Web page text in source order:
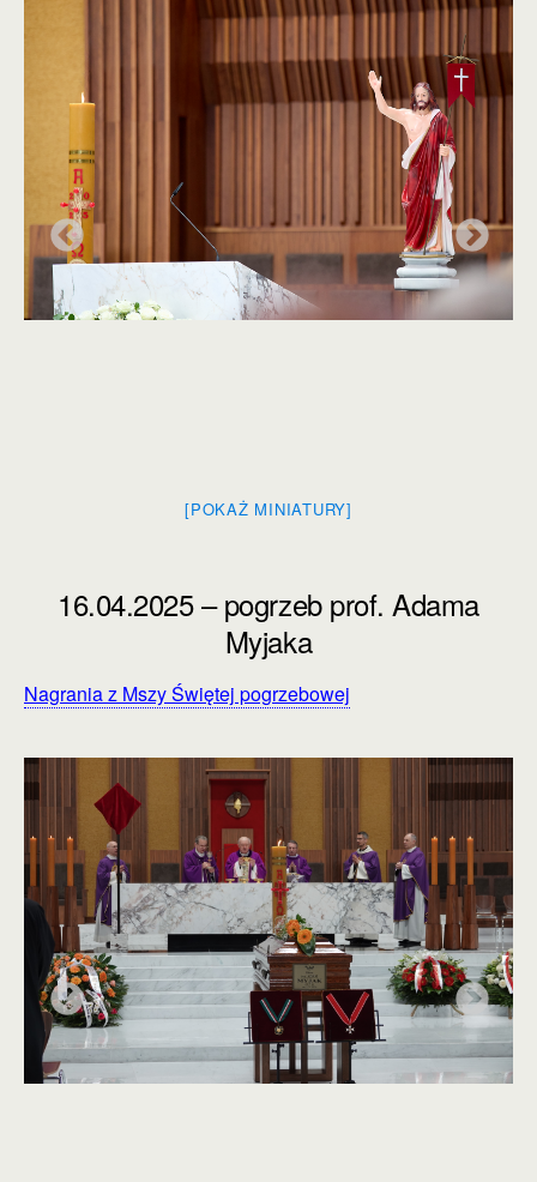
[POKAŻ MINIATURY]
16.04.2025 – pogrzeb prof. Adama
Myjaka
Nagrania z Mszy Świętej pogrzebowej